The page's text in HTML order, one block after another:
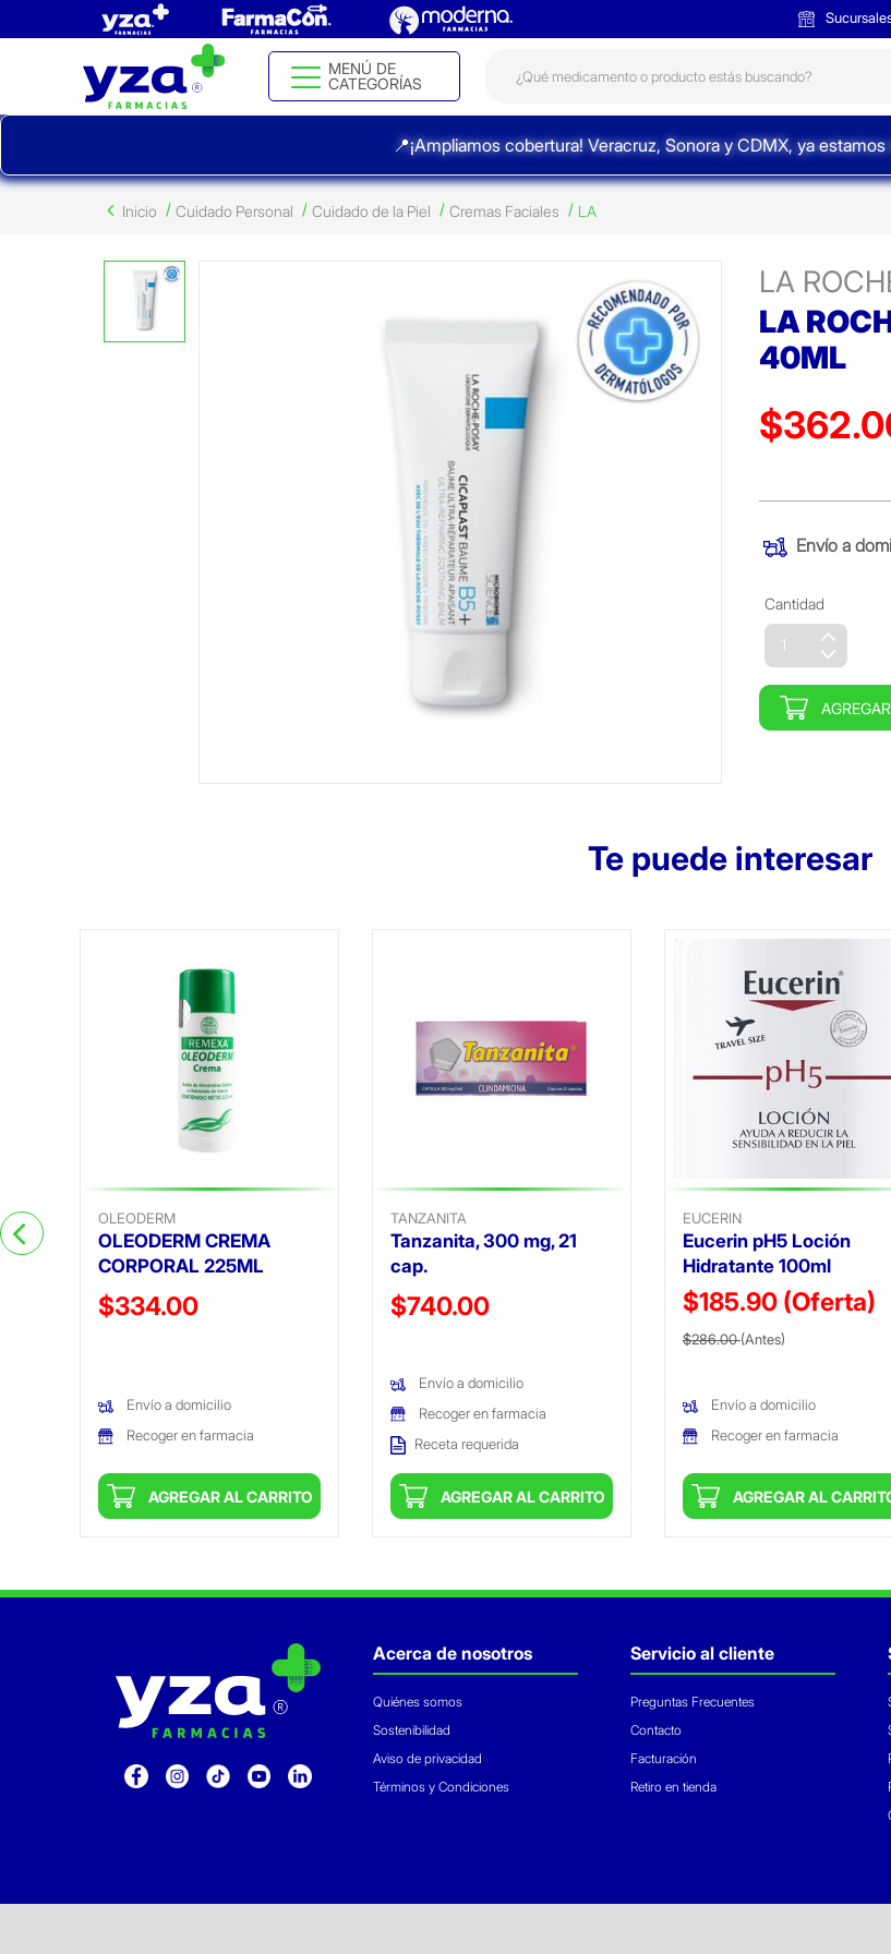
MENÚ DE
CATEGORÍAS
📍¡Ampliamos cobertura! Veracruz, Sonora y CDMX, ya
Inicio Cuidado Personal Cuidado de la Piel Cremas Faciales LA
LA
LA
40ML
Precio reducido
Envío a
Cantidad
Te puede interesar
OLEODERM
OLEODERM CREMA
CORPORAL 225ML
Precio reducido de
$334.00
Envío a domicilio
Recoger en farmacia
AGREGAR AL CARRITO
TANZANITA
Tanzanita, 300 mg, 21
cap.
Precio reducido de
$740.00
Envío a domicilio
Recoger en farmacia
Receta requerida
AGREGAR AL CARRITO
EUCERIN
Eucerin pH5 Loción
Hidratante 100ml
$185.90 (Oferta)
Precio reducido de
$286.00(Antes)
Envío a domicilio
Recoger en farmacia
AGREGAR AL
Acerca de nosotros
Quiénes somos
Sostenibilidad
Aviso de privacidad
Términos y Condiciones
Servicio al cliente
Preguntas Frecuentes
Contacto
Facturación
Retiro en tienda